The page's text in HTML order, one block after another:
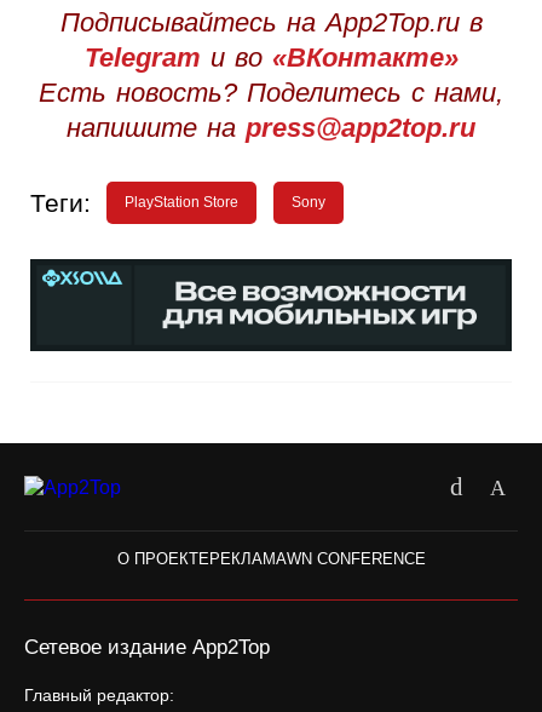
Подписывайтесь на App2Top.ru в
Telegram и во «ВКонтакте»
Есть новость? Поделитесь с нами,
напишите на press@app2top.ru
Теги: PlayStation Store Sony
О ПРОЕКТЕРЕКЛАМАWN CONFERENCE
Сетевое издание App2Top
Главный редактор: